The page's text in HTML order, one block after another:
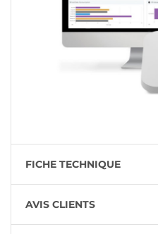
FICHE TECHNIQUE
AVIS CLIENTS